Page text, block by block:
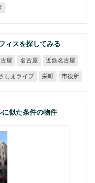
ィスを探してみる
屋 名古屋 近鉄名古屋
しまライブ 栄町 市役所
似た条件の物件